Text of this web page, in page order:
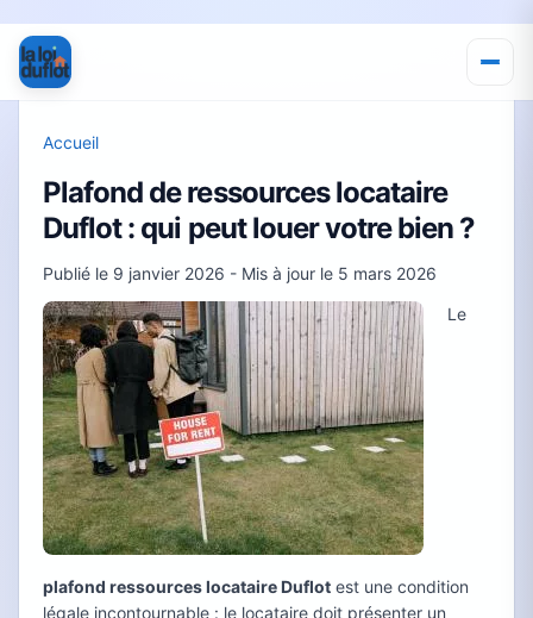
Accueil
Plafond de ressources locataire
Duflot : qui peut louer votre bien ?
Publié le 9 janvier 2026 - Mis à jour le 5 mars 2026
Le
plafond ressources locataire Duflot est une condition
légale incontournable : le locataire doit présenter un